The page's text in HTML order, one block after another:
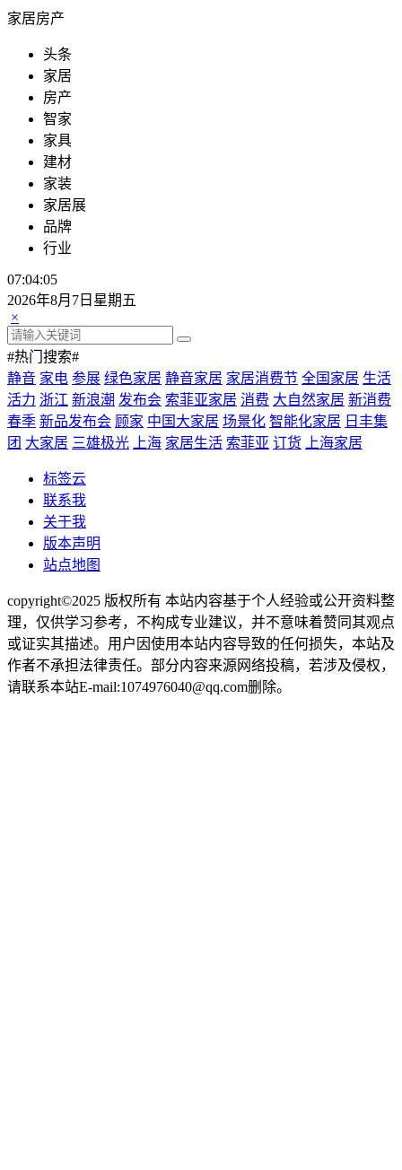
家居房产
头条
家居
房产
智家
家具
建材
家装
家居展
品牌
行业
07:04:06
2026年8月7日星期五
×
#热门搜索#
静音 家电 参展 绿色家居 静音家居 家居消费节 全国家居 生活
活力 浙江 新浪潮 发布会 索菲亚家居 消费 大自然家居 新消费
春季 新品发布会 顾家 中国大家居 场景化 智能化家居 日丰集
团 大家居 三雄极光 上海 家居生活 索菲亚 订货 上海家居
标签云
联系我
关于我
版本声明
站点地图
copyright©2025 版权所有 本站内容基于个人经验或公开资料整
理，仅供学习参考，不构成专业建议，并不意味着赞同其观点
或证实其描述。用户因使用本站内容导致的任何损失，本站及
作者不承担法律责任。部分内容来源网络投稿，若涉及侵权，
请联系本站E-mail:1074976040@qq.com删除。